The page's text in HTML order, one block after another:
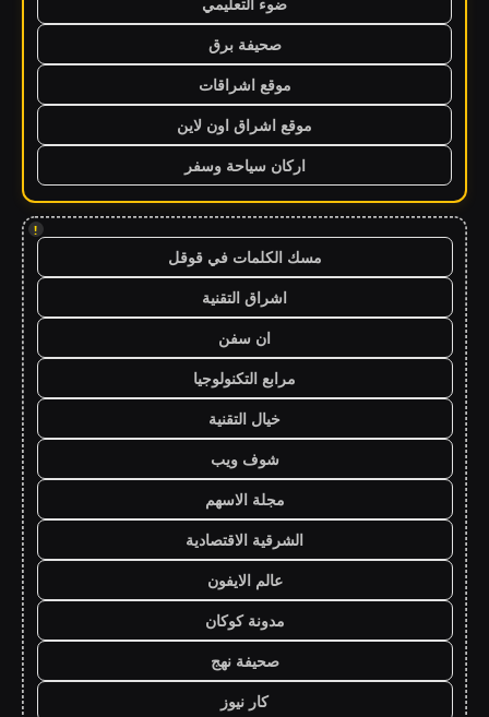
صحيفة برق
موقع اشراقات
موقع اشراق اون لاين
اركان سياحة وسفر
!
مسك الكلمات في قوقل
اشراق التقنية
ان سفن
مرابع التكنولوجيا
خيال التقنية
شوف ويب
مجلة الاسهم
الشرقية الاقتصادية
عالم الايفون
مدونة كوكان
صحيفة نهج
كار نيوز